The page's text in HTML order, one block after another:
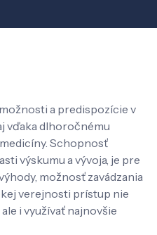
a predispozície v
vďaka dlhoročnému
Schopnosť
výskumu a vývoja, je pre
možnosť zavádzania
verejnosti prístup nie
i využívať najnovšie